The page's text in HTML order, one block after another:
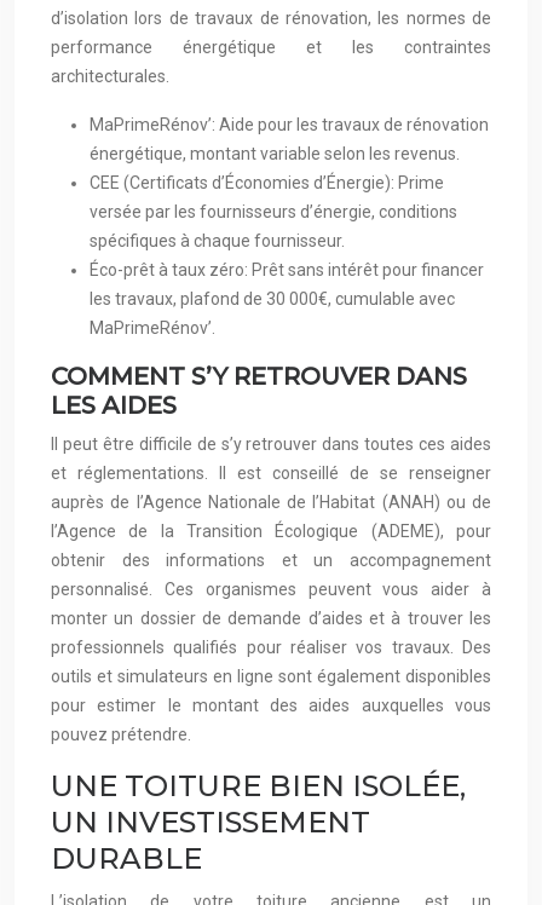
d’isolation lors de travaux de rénovation, les normes de
performance énergétique et les contraintes
architecturales.
MaPrimeRénov’: Aide pour les travaux de rénovation
énergétique, montant variable selon les revenus.
CEE (Certificats d’Économies d’Énergie): Prime
versée par les fournisseurs d’énergie, conditions
spécifiques à chaque fournisseur.
Éco-prêt à taux zéro: Prêt sans intérêt pour financer
les travaux, plafond de 30 000€, cumulable avec
MaPrimeRénov’.
COMMENT S’Y RETROUVER DANS
LES AIDES
Il peut être difficile de s’y retrouver dans toutes ces aides
et réglementations. Il est conseillé de se renseigner
auprès de l’Agence Nationale de l’Habitat (ANAH) ou de
l’Agence de la Transition Écologique (ADEME), pour
obtenir des informations et un accompagnement
personnalisé. Ces organismes peuvent vous aider à
monter un dossier de demande d’aides et à trouver les
professionnels qualifiés pour réaliser vos travaux. Des
outils et simulateurs en ligne sont également disponibles
pour estimer le montant des aides auxquelles vous
pouvez prétendre.
UNE TOITURE BIEN ISOLÉE,
UN INVESTISSEMENT
DURABLE